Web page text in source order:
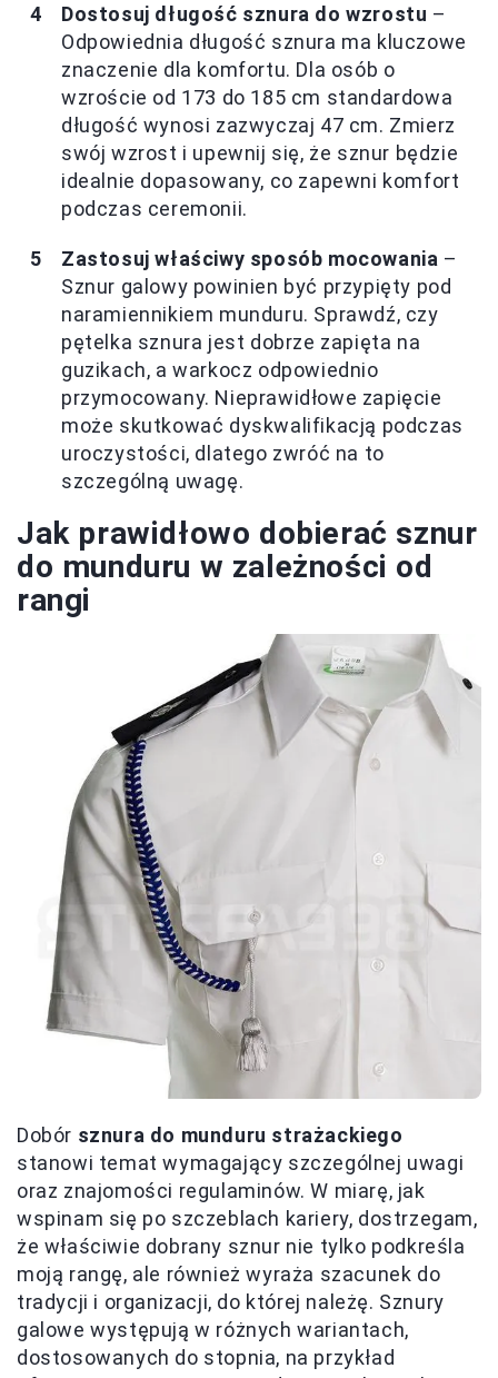
Dostosuj długość sznura do wzrostu –
Odpowiednia długość sznura ma kluczowe
znaczenie dla komfortu. Dla osób o
wzroście od 173 do 185 cm standardowa
długość wynosi zazwyczaj 47 cm. Zmierz
swój wzrost i upewnij się, że sznur będzie
idealnie dopasowany, co zapewni komfort
podczas ceremonii.
Zastosuj właściwy sposób mocowania –
Sznur galowy powinien być przypięty pod
naramiennikiem munduru. Sprawdź, czy
pętelka sznura jest dobrze zapięta na
guzikach, a warkocz odpowiednio
przymocowany. Nieprawidłowe zapięcie
może skutkować dyskwalifikacją podczas
uroczystości, dlatego zwróć na to
szczególną uwagę.
Jak prawidłowo dobierać sznur
do munduru w zależności od
rangi
Dobór sznura do munduru strażackiego
stanowi temat wymagający szczególnej uwagi
oraz znajomości regulaminów. W miarę, jak
wspinam się po szczeblach kariery, dostrzegam,
że właściwie dobrany sznur nie tylko podkreśla
moją rangę, ale również wyraża szacunek do
tradycji i organizacji, do której należę. Sznury
galowe występują w różnych wariantach,
dostosowanych do stopnia, na przykład